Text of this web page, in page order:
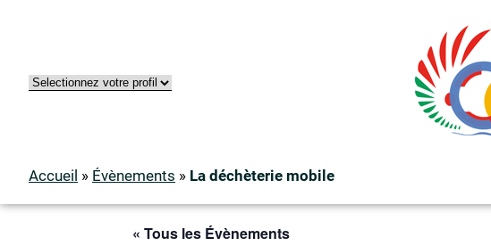
Accueil » Évènements » La déchèterie mobile
« Tous les Évènements